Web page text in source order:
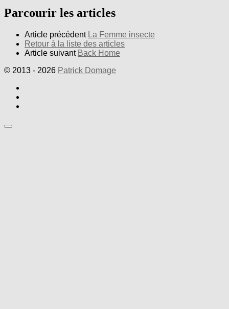
Parcourir les articles
Article précédent La Femme insecte
Retour à la liste des articles
Article suivant Back Home
© 2013 - 2026 Patrick Domage